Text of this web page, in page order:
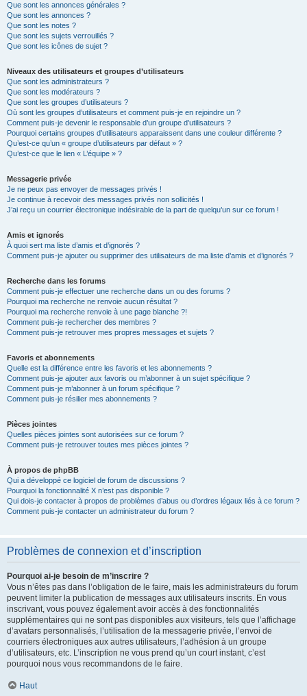
Que sont les annonces générales ?
Que sont les annonces ?
Que sont les notes ?
Que sont les sujets verrouillés ?
Que sont les icônes de sujet ?
Niveaux des utilisateurs et groupes d’utilisateurs
Que sont les administrateurs ?
Que sont les modérateurs ?
Que sont les groupes d’utilisateurs ?
Où sont les groupes d’utilisateurs et comment puis-je en rejoindre un ?
Comment puis-je devenir le responsable d’un groupe d’utilisateurs ?
Pourquoi certains groupes d’utilisateurs apparaissent dans une couleur différente ?
Qu’est-ce qu’un « groupe d’utilisateurs par défaut » ?
Qu’est-ce que le lien « L’équipe » ?
Messagerie privée
Je ne peux pas envoyer de messages privés !
Je continue à recevoir des messages privés non sollicités !
J’ai reçu un courrier électronique indésirable de la part de quelqu’un sur ce forum !
Amis et ignorés
À quoi sert ma liste d’amis et d’ignorés ?
Comment puis-je ajouter ou supprimer des utilisateurs de ma liste d’amis et d’ignorés ?
Recherche dans les forums
Comment puis-je effectuer une recherche dans un ou des forums ?
Pourquoi ma recherche ne renvoie aucun résultat ?
Pourquoi ma recherche renvoie à une page blanche ?!
Comment puis-je rechercher des membres ?
Comment puis-je retrouver mes propres messages et sujets ?
Favoris et abonnements
Quelle est la différence entre les favoris et les abonnements ?
Comment puis-je ajouter aux favoris ou m’abonner à un sujet spécifique ?
Comment puis-je m’abonner à un forum spécifique ?
Comment puis-je résilier mes abonnements ?
Pièces jointes
Quelles pièces jointes sont autorisées sur ce forum ?
Comment puis-je retrouver toutes mes pièces jointes ?
À propos de phpBB
Qui a développé ce logiciel de forum de discussions ?
Pourquoi la fonctionnalité X n’est pas disponible ?
Qui dois-je contacter à propos de problèmes d’abus ou d’ordres légaux liés à ce forum ?
Comment puis-je contacter un administrateur du forum ?
Problèmes de connexion et d’inscription
Pourquoi ai-je besoin de m’inscrire ?
Vous n’êtes pas dans l’obligation de le faire, mais les administrateurs du forum
peuvent limiter la publication de messages aux utilisateurs inscrits. En vous
inscrivant, vous pouvez également avoir accès à des fonctionnalités
supplémentaires qui ne sont pas disponibles aux visiteurs, tels que l’affichage
d’avatars personnalisés, l’utilisation de la messagerie privée, l’envoi de
courriers électroniques aux autres utilisateurs, l’adhésion à un groupe
d’utilisateurs, etc. L’inscription ne vous prend qu’un court instant, c’est
pourquoi nous vous recommandons de le faire.
Haut